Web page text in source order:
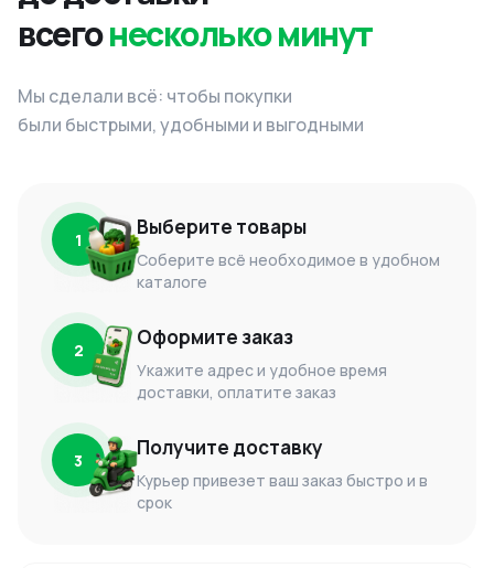
всегонесколько минут
Мы сделали всё: чтобы покупки
были быстрыми, удобными и выгодными
1 Выберите товары
Соберите всё необходимое в удобном
каталоге
2 Оформите заказ
Укажите адрес и удобное время
доставки, оплатите заказ
3 Получите доставку
Курьер привезет ваш заказ быстро и в
срок